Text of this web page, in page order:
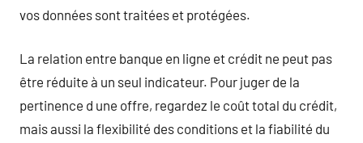
vos données sont traitées et protégées.
La relation entre banque en ligne et crédit ne peut pas
être réduite à un seul indicateur. Pour juger de la
pertinence d une offre, regardez le coût total du crédit,
mais aussi la flexibilité des conditions et la fiabilité du